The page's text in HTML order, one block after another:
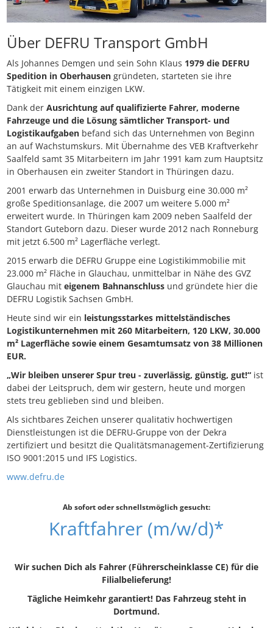
Über DEFRU Transport GmbH
Als Johannes Demgen und sein Sohn Klaus 1979 die DEFRU
Spedition in Oberhausen gründeten, starteten sie ihre
Tätigkeit mit einem einzigen LKW.
Dank der Ausrichtung auf qualifizierte Fahrer, moderne
Fahrzeuge und die Lösung sämtlicher Transport- und
Logistikaufgaben befand sich das Unternehmen von Beginn
an auf Wachstumskurs. Mit Übernahme des VEB Kraftverkehr
Saalfeld samt 35 Mitarbeitern im Jahr 1991 kam zum Hauptsitz
in Oberhausen ein zweiter Standort in Thüringen dazu.
2001 erwarb das Unternehmen in Duisburg eine 30.000 m²
große Speditionsanlage, die 2007 um weitere 5.000 m²
erweitert wurde. In Thüringen kam 2009 neben Saalfeld der
Standort Guteborn dazu. Dieser wurde 2012 nach Ronneburg
mit jetzt 6.500 m² Lagerfläche verlegt.
2015 erwarb die DEFRU Gruppe eine Logistikimmobilie mit
23.000 m² Fläche in Glauchau, unmittelbar in Nähe des GVZ
Glauchau mit eigenem Bahnanschluss und gründete hier die
DEFRU Logistik Sachsen GmbH.
Heute sind wir ein leistungsstarkes mittelständisches
Logistikunternehmen mit 260 Mitarbeitern, 120 LKW, 30.000
m² Lagerfläche sowie einem Gesamtumsatz von 38 Millionen
EUR.
„Wir bleiben unserer Spur treu - zuverlässig, günstig, gut!“ ist
dabei der Leitspruch, dem wir gestern, heute und morgen
stets treu geblieben sind und bleiben.
Als sichtbares Zeichen unserer qualitativ hochwertigen
Dienstleistungen ist die DEFRU-Gruppe von der Dekra
zertifiziert und besitzt die Qualitätsmanagement-Zertifizierung
ISO 9001:2015 und IFS Logistics.
www.defru.de
Ab sofort oder schnellstmöglich gesucht:
Kraftfahrer (m/w/d)*
Wir suchen Dich als Fahrer (Führerscheinklasse CE) für die
Filialbelieferung!
Tägliche Heimkehr garantiert! Das Fahrzeug steht in
Dortmund.